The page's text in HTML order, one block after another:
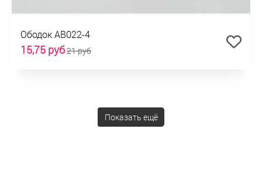
Ободок AB022-4
15,75 руб21 руб
Показать ещё